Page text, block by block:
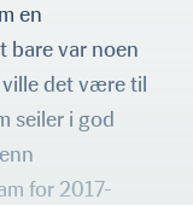
en
bare var noen
ville det være til
seiler i god
for 2017-